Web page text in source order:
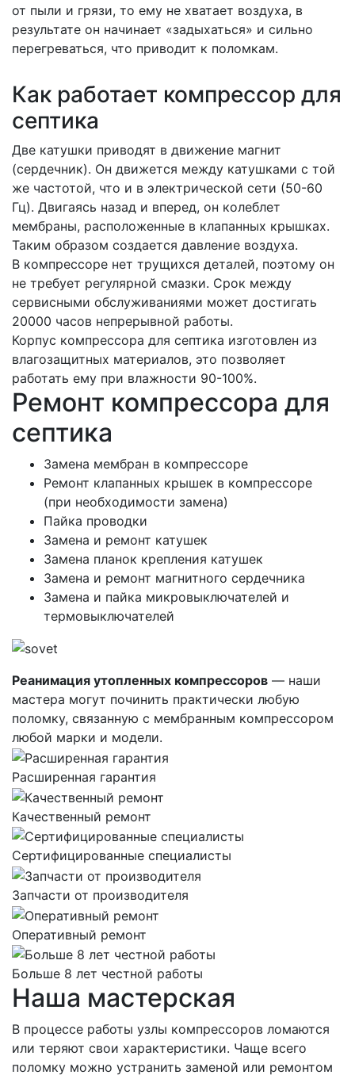
от пыли и грязи, то ему не хватает воздуха, в
результате он начинает «задыхаться» и сильно
перегреваться, что приводит к поломкам.
Как работает компрессор для
септика
Две катушки приводят в движение магнит
(сердечник). Он движется между катушками с той
же частотой, что и в электрической сети (50-60
Гц). Двигаясь назад и вперед, он колеблет
мембраны, расположенные в клапанных крышках.
Таким образом создается давление воздуха.
В компрессоре нет трущихся деталей, поэтому он
не требует регулярной смазки. Срок между
сервисными обслуживаниями может достигать
20000 часов непрерывной работы.
Корпус компрессора для септика изготовлен из
влагозащитных материалов, это позволяет
работать ему при влажности 90-100%.
Ремонт компрессора для
септика
Замена мембран в компрессоре
Ремонт клапанных крышек в компрессоре
(при необходимости замена)
Пайка проводки
Замена и ремонт катушек
Замена планок крепления катушек
Замена и ремонт магнитного сердечника
Замена и пайка микровыключателей и
термовыключателей
Реанимация утопленных компрессоров — наши
мастера могут починить практически любую
поломку, связанную с мембранным компрессором
любой марки и модели.
Расширенная гарантия
Качественный ремонт
Сертифицированные специалисты
Запчасти от производителя
Оперативный ремонт
Больше 8 лет честной работы
Наша мастерская
В процессе работы узлы компрессоров ломаются
или теряют свои характеристики. Чаще всего
поломку можно устранить заменой или ремонтом